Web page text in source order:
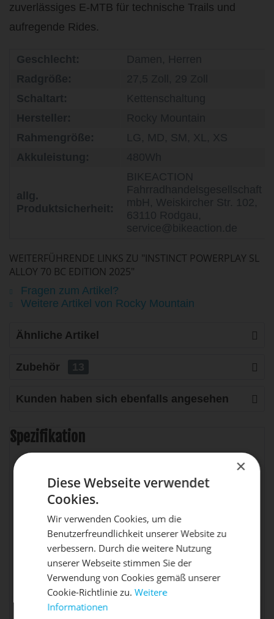
zuverlässiges E-MTB für technische Trails und
aufregende Rides.
Geschlecht:
Damen, Herren
Schaltart:
Kettenschaltung
Rahmengröße:
LG, MD, SM, XL, XS
allg.
Produktsicherheit:
BIKEACTION
Fahrradhandelsgesellschaft
mbH, Weiskircher Str. 102,
63110 Rodgau,
service@bikeaction.de
WEITERFÜHRENDE LINKS ZU "INSTINCT POWERPLAY SL
ALLOY 70 BC EDITION 2025"
Fragen zum Artikel?
Weitere Artikel von Rocky Mountain
Ähnliche Artikel
Zubehör 13
Kunden haben sich ebenfalls angesehen
Spezifikation
Rahmen
Integrated Display |
Suspension System |
Press Fit BB | RIDE-
4™ Adjustable
Geometry | 150mm
Travel | FORM™ Alloy
Rear Triangle
X
DIE SONNE LACHT, DEIN
RAD ERWACHT
Mach dein Bike frühlingsfit - gönn
×
Diese Webseite verwendet
Cookies.
Wir verwenden Cookies, um die
Benutzerfreundlichkeit unserer Website zu
verbessern. Durch die weitere Nutzung
unserer Webseite stimmen Sie der
Verwendung von Cookies gemäß unserer
Cookie-Richtlinie zu.Weitere
Informationen